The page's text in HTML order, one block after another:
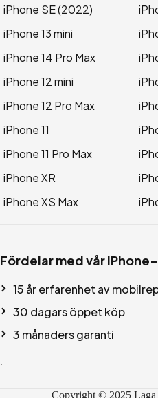
iPhone SE (2022)
iPhone 13 mini
iPhone 14 Pro Max
iPhone 12 mini
iPhone 12 Pro Max
iPhone 11
iPhone 11 Pro Max
iPhone XR
iPhone XS Max
Fördelar med vår
15 år erfarenhet av
30 dagars öppet köp
3 månaders garanti
.
Copyright © 2025 Laga